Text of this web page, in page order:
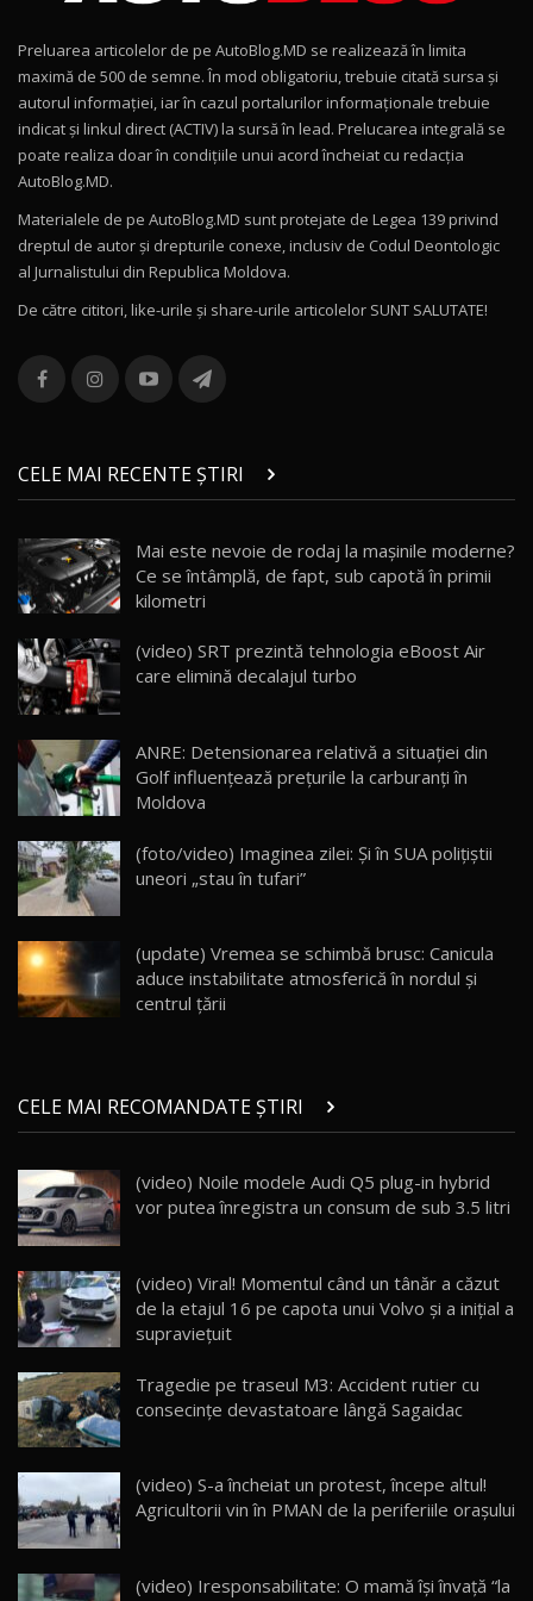
Mercedes-AMG E 53 HYBRID 4MATIC+ / Test
Drive AutoBlog.MD
16:27
11
Noul Volvo ES90 / Test Drive AutoBlog.MD
12
Noul MG HS / Test Drive AutoBlog.MD
16:48
13
combină aventura cu luxul / AutoBlog.MD
36:08
chinez care face lumea să se întoarcă după el
/ AutoBlog.MD
17:27
15 14:37
16
AutoBlogMD
13:10
17 20:06
Va fi modelul nr.1 BYD în Moldova? BYD Seal U
30:08
AutoBlog.MD
23:36
20
Noul ZEEKR 7X / Test Drive AutoBlog.MD
29:08
21
AutoBlog.MD
16:59
22
Noua Mazda 6e / Test Drive AutoBlog.MD
26:59
23
Lynk & Co 01 / Test Drive AutoBlog.MD
25:19
24
Van Electric Testat în Moldova / AutoBlog.MD
26:38
mai Exclusiv și Puternic Defender Testat în
Moldova
32:21
26
AutoBlog.MD
10:57
Preluarea articolelor de pe AutoBlog.MD se realizează în limita
maximă de 500 de semne. În mod obligatoriu, trebuie citată sursa și
autorul informației, iar în cazul portalurilor informaționale trebuie
indicat și linkul direct (ACTIV) la sursă în lead. Prelucarea integrală se
poate realiza doar în condițiile unui acord încheiat cu redacţia
AutoBlog.MD.
Materialele de pe AutoBlog.MD sunt protejate de Legea 139 privind
dreptul de autor și drepturile conexe, inclusiv de Codul Deontologic
al Jurnalistului din Republica Moldova.
De către cititori, like-urile şi share-urile articolelor SUNT SALUTATE!
CELE MAI RECENTE ȘTIRI
Mai este nevoie de rodaj la mașinile moderne?
Ce se întâmplă, de fapt, sub capotă în primii
kilometri
(video) SRT prezintă tehnologia eBoost Air
care elimină decalajul turbo
ANRE: Detensionarea relativă a situației din
Golf influențează prețurile la carburanți în
Moldova
(foto/video) Imaginea zilei: Și în SUA polițiștii
uneori „stau în tufari”
(update) Vremea se schimbă brusc: Canicula
aduce instabilitate atmosferică în nordul și
centrul țării
CELE MAI RECOMANDATE ȘTIRI
(video) Noile modele Audi Q5 plug-in hybrid
vor putea înregistra un consum de sub 3.5 litri
(video) Viral! Momentul când un tânăr a căzut
de la etajul 16 pe capota unui Volvo şi a inițial a
supraviețuit
Tragedie pe traseul M3: Accident rutier cu
consecințe devastatoare lângă Sagaidac
(video) S-a încheiat un protest, începe altul!
Agricultorii vin în PMAN de la periferiile orașului
(video) Iresponsabilitate: O mamă îşi învaţă “la